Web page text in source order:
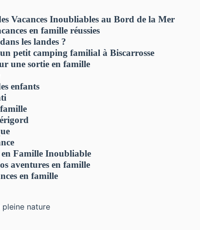
Vacances Inoubliables au Bord de la Mer
en famille réussies
les landes ?
petit camping familial à Biscarrosse
une sortie en famille
enfants
Famille Inoubliable
aventures en famille
en famille
nature